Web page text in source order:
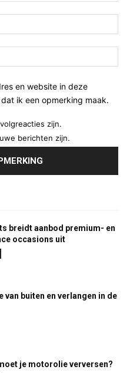
en website in deze
ik een opmerking maak.
zijn.
berichten zijn.
breidt aanbod premium- en
occasions uit
van buiten en verlangen in de
je motorolie verversen?